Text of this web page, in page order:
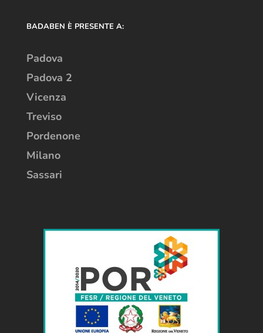
BADABEN È PRESENTE A:
Padova
Padova 2
Vicenza
Treviso
Pordenone
Milano
Sassari